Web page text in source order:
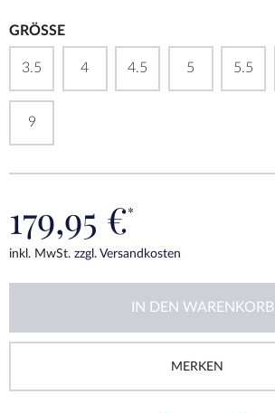
GRÖSSE
3.5 4 4.5 5 5.5
9
179,95 €*
inkl. MwSt. zzgl. Versandkosten
IN DEN WARENKORB
MERKEN